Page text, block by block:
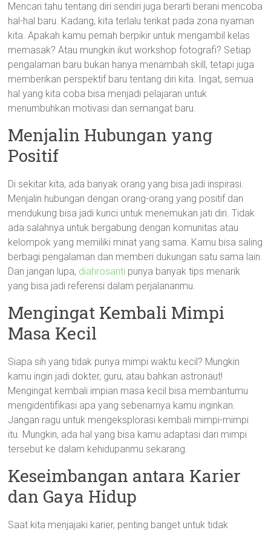
Mencari tahu tentang diri sendiri juga berarti berani mencoba
hal-hal baru. Kadang, kita terlalu terikat pada zona nyaman
kita. Apakah kamu pernah berpikir untuk mengambil kelas
memasak? Atau mungkin ikut workshop fotografi? Setiap
pengalaman baru bukan hanya menambah skill, tetapi juga
memberikan perspektif baru tentang diri kita. Ingat, semua
hal yang kita coba bisa menjadi pelajaran untuk
menumbuhkan motivasi dan semangat baru.
Menjalin Hubungan yang
Positif
Di sekitar kita, ada banyak orang yang bisa jadi inspirasi.
Menjalin hubungan dengan orang-orang yang positif dan
mendukung bisa jadi kunci untuk menemukan jati diri. Tidak
ada salahnya untuk bergabung dengan komunitas atau
kelompok yang memiliki minat yang sama. Kamu bisa saling
berbagi pengalaman dan memberi dukungan satu sama lain.
Dan jangan lupa, diahrosanti punya banyak tips menarik
yang bisa jadi referensi dalam perjalananmu.
Mengingat Kembali Mimpi
Masa Kecil
Siapa sih yang tidak punya mimpi waktu kecil? Mungkin
kamu ingin jadi dokter, guru, atau bahkan astronaut!
Mengingat kembali impian masa kecil bisa membantumu
mengidentifikasi apa yang sebenarnya kamu inginkan.
Jangan ragu untuk mengeksplorasi kembali mimpi-mimpi
itu. Mungkin, ada hal yang bisa kamu adaptasi dari mimpi
tersebut ke dalam kehidupanmu sekarang.
Keseimbangan antara Karier
dan Gaya Hidup
Saat kita menjajaki karier, penting banget untuk tidak